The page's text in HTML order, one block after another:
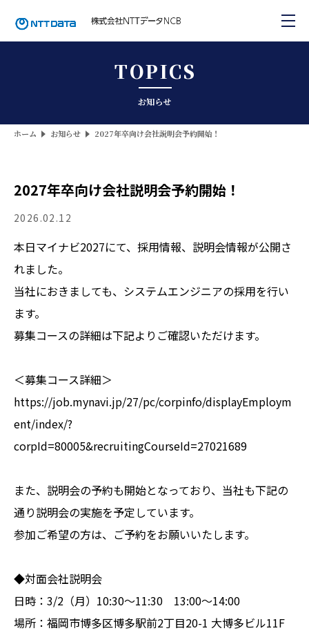
TOPICS
お知らせ
ホーム お知らせ 2027年卒向け会社説明会予約開始！
2027年卒向け会社説明会予約開始！
2026.02.12
本日マイナビ2027にて、採用情報、説明会情報が公開さ
れました。
当社におきましても、システムエンジニアの採用を行い
ます。
募集コースの詳細は下記よりご確認いただけます。
＜募集コース詳細＞
https://job.mynavi.jp/27/pc/corpinfo/displayEmploym
ent/index/?
corpId=80005&recruitingCourseId=27021689
また、説明会の予約も開始となっており、当社も下記の
通り説明会の実施を予定しています。
参加ご希望の方は、ご予約をお願いいたします。
◆対面会社説明会
日時：3/2（月）10:30～11:30 13:00～14:00
場所：福岡市博多区博多駅前2丁目20-1 大博多ビル11F